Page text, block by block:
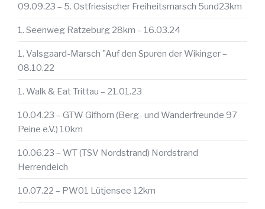
09.09.23 – 5. Ostfriesischer Freiheitsmarsch 5und23km
1. Seenweg Ratzeburg 28km – 16.03.24
1. Valsgaard-Marsch "Auf den Spuren der Wikinger –
08.10.22
1. Walk & Eat Trittau – 21.01.23
10.04.23 – GTW Gifhorn (Berg- und Wanderfreunde 97
Peine e.V.) 10km
10.06.23 – WT (TSV Nordstrand) Nordstrand
Herrendeich
10.07.22 – PW01 Lütjensee 12km